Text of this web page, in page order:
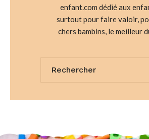
enfant.com dédié aux
surtout pour faire valoir,
chers bambins, le meilleur